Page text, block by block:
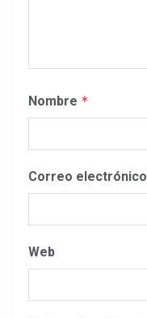
Nombre *
Correo electrónico
Web